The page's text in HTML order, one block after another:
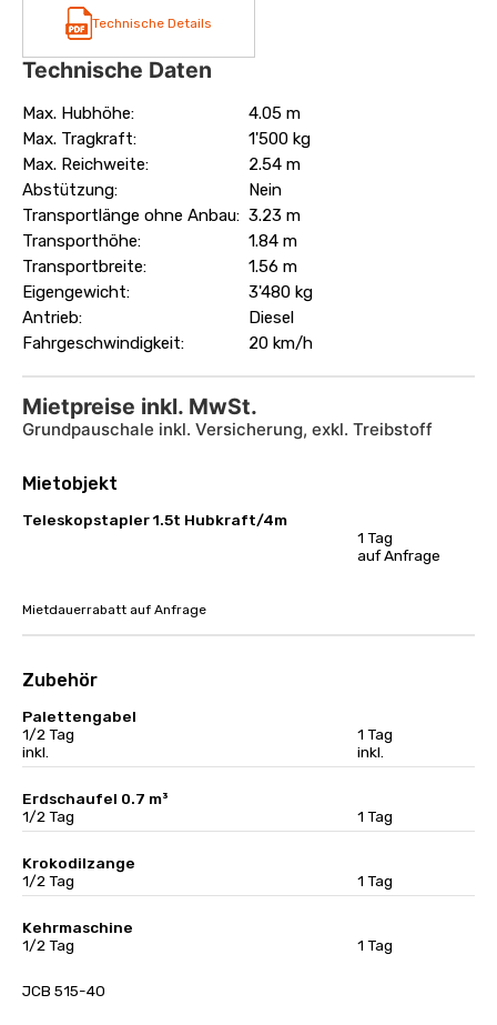
Technische Details
Technische Daten
Max. Hubhöhe:
4.05 m
Max. Tragkraft:
1'500 kg
Max. Reichweite:
2.54 m
Abstützung:
Nein
Transportlänge ohne Anbau: 3.23 m
Transporthöhe:
1.84 m
Transportbreite:
1.56 m
Eigengewicht:
3'480 kg
Antrieb:
Diesel
Fahrgeschwindigkeit:
20 km/h
Mietpreise inkl. MwSt.
Grundpauschale inkl. Versicherung, exkl. Treibstoff
Mietobjekt
Teleskopstapler 1.5t Hubkraft/4m
1 Tag
auf Anfrage
Mietdauerrabatt auf Anfrage
Zubehör
Palettengabel
1/2 Tag
inkl.
1 Tag
inkl.
Erdschaufel 0.7 m³
1/2 Tag
1 Tag
Krokodilzange
1/2 Tag
1 Tag
Kehrmaschine
1/2 Tag
1 Tag
JCB 515-40